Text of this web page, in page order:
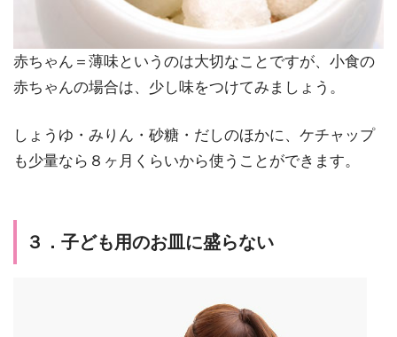
赤ちゃん＝薄味というのは大切なことですが、小食の
赤ちゃんの場合は、少し味をつけてみましょう。
しょうゆ・みりん・砂糖・だしのほかに、ケチャップ
も少量なら８ヶ月くらいから使うことができます。
３．子ども用のお皿に盛らない